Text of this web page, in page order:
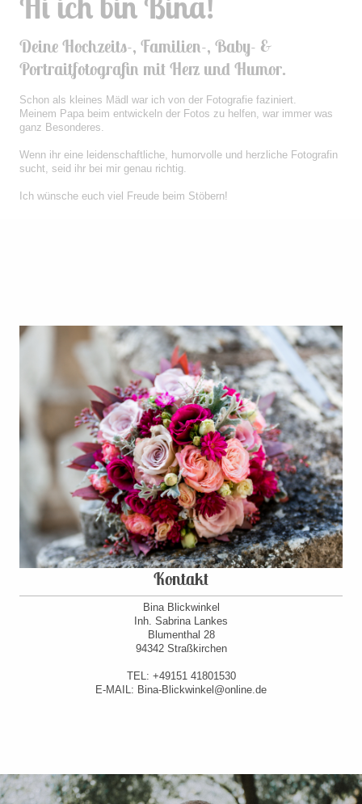
Deine Hochzeits-, Familien-, Baby- &
Portraitfotografin mit Herz und Humor.
Schon als kleines Mädl war ich von der Fotografie faziniert.
Meinem Papa beim entwickeln der Fotos zu helfen, war immer was
ganz Besonderes.
Wenn ihr eine leidenschaftliche, humorvolle und herzliche Fotografin
sucht, seid ihr bei mir genau richtig.
Ich wünsche euch viel Freude beim Stöbern!
Kontakt
Bina Blickwinkel
Inh. Sabrina Lankes
Blumenthal 28
94342 Straßkirchen
TEL: +49151 41801530
E-MAIL: Bina-Blickwinkel@online.de